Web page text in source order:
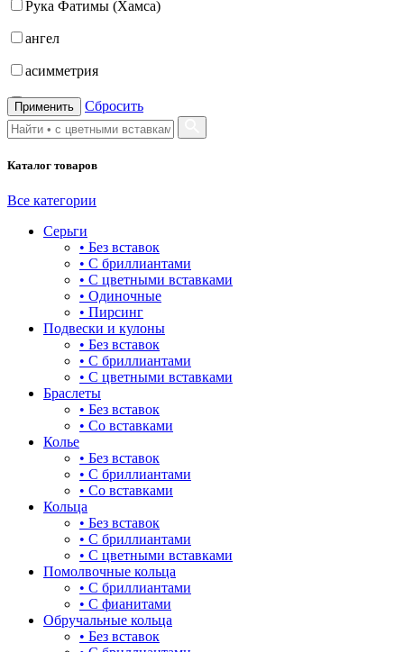
Рука Фатимы (Хамса)
ангел
асимметрия
бабочка
бантик
башня
бесконечность
буквы
булавка
гвоздь
деревья
длинные
для мам
драконы и змеи
другие религии
животный мир
жучки и букашки
звезды
Применить Сбросить
Каталог товаров
Все категории
Серьги
• Без вставок
• С бриллиантами
• С цветными вставками
• Одиночные
• Пирсинг
Подвески и кулоны
• Без вставок
• С бриллиантами
• С цветными вставками
Браслеты
• Без вставок
• Со вставками
Колье
• Без вставок
• С бриллиантами
• Со вставками
Кольца
• Без вставок
• С бриллиантами
• С цветными вставками
Помолвочные кольца
• С бриллиантами
• С фианитами
Обручальные кольца
• Без вставок